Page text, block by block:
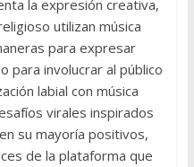
la expresión creativa,
utilizan música
para expresar
para involucrar al público
labial con música
virales inspirados
su mayoría positivos,
de la plataforma que